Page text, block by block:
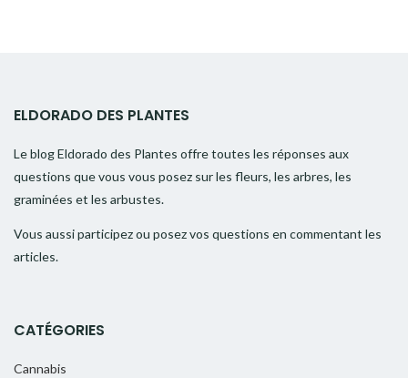
ELDORADO DES PLANTES
Le blog Eldorado des Plantes offre toutes les réponses aux
questions que vous vous posez sur les fleurs, les arbres, les
graminées et les arbustes.
Vous aussi participez ou posez vos questions en commentant les
articles.
CATÉGORIES
Cannabis